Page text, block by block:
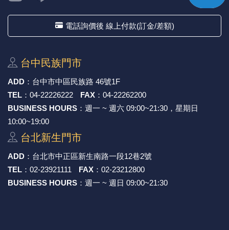
電話詢價後 線上付款(訂金/差額)
台中⺠族⾨市
ADD ： 台中市中區⺠族路 46號1F
TEL ： 04-22226222 FAX ： 04-22262200
BUSINESS HOURS ：週一 ~ 週六 09:00~21:30，星期日
10:00~19:00
台北新⽣⾨市
ADD ： 台北市中正區新⽣南路⼀段12巷2號
TEL ： 02-23921111 FAX ： 02-23212800
BUSINESS HOURS ：週一 ~ 週日 09:00~21:30